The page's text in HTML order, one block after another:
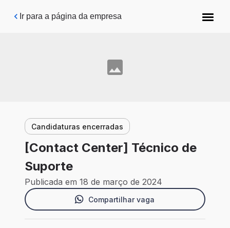
Pular para o conteúdo principal
Ir para a página da empresa
Candidaturas encerradas
[Contact Center] Técnico de
Suporte
Publicada em 18 de março de 2024
Compartilhar vaga